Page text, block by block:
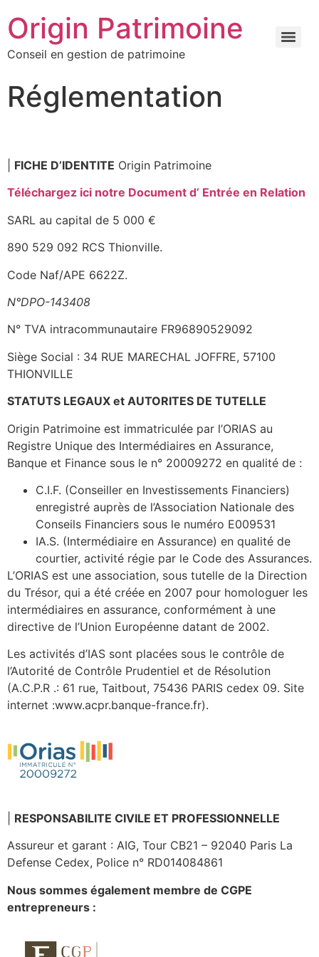
Origin Patrimoine
Conseil en gestion de patrimoine
Réglementation
FICHE D’IDENTITE Origin Patrimoine
Téléchargez ici notre Document d’ Entrée en Relation
SARL au capital de 5 000 €
890 529 092 RCS Thionville.
Code Naf/APE 6622Z.
N°DPO-143408
N° TVA intracommunautaire FR96890529092
Siège Social : 34 RUE MARECHAL JOFFRE, 57100
THIONVILLE
STATUTS LEGAUX et AUTORITES DE TUTELLE
Origin Patrimoine est immatriculée par l’ORIAS au
Registre Unique des Intermédiaires en Assurance,
Banque et Finance sous le n° 20009272 en qualité de :
C.I.F. (Conseiller en Investissements Financiers)
enregistré auprès de l’Association Nationale des
Conseils Financiers sous le numéro E009531
IA.S. (Intermédiaire en Assurance) en qualité de
courtier, activité régie par le Code des Assurances.
L’ORIAS est une association, sous tutelle de la Direction
du Trésor, qui a été créée en 2007 pour homologuer les
intermédiaires en assurance, conformément à une
directive de l’Union Européenne datant de 2002.
Les activités d’IAS sont placées sous le contrôle de
l’Autorité de Contrôle Prudentiel et de Résolution
(A.C.P.R .: 61 rue, Taitbout, 75436 PARIS cedex 09. Site
internet :www.acpr.banque-france.fr).
RESPONSABILITE CIVILE ET PROFESSIONNELLE
Assureur et garant : AIG, Tour CB21 – 92040 Paris La
Defense Cedex, Police n° RD014084861
Nous sommes également membre de CGPE
entrepreneurs :